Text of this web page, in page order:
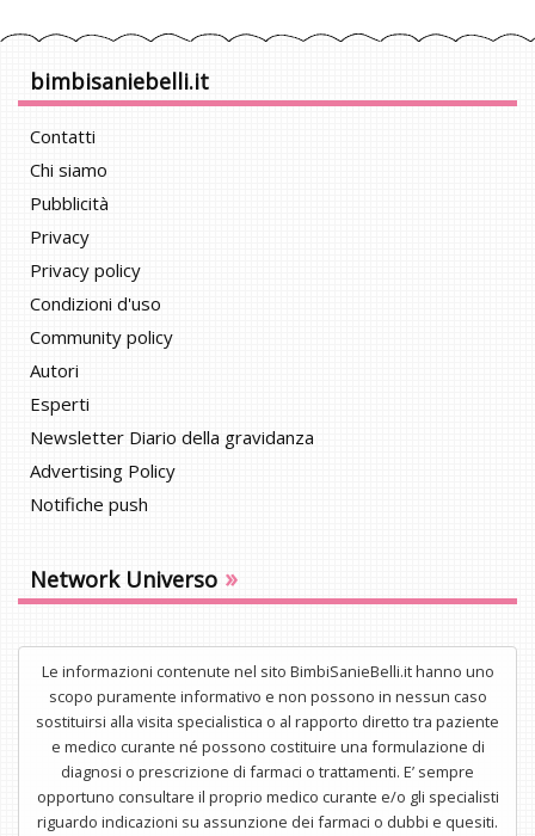
bimbisaniebelli.it
Contatti
Chi siamo
Pubblicità
Privacy
Privacy policy
Condizioni d'uso
Community policy
Autori
Esperti
Newsletter Diario della gravidanza
Advertising Policy
Notifiche push
Network Universo »
Le informazioni contenute nel sito BimbiSanieBelli.it hanno uno
scopo puramente informativo e non possono in nessun caso
sostituirsi alla visita specialistica o al rapporto diretto tra paziente
e medico curante né possono costituire una formulazione di
diagnosi o prescrizione di farmaci o trattamenti. E’ sempre
opportuno consultare il proprio medico curante e/o gli specialisti
riguardo indicazioni su assunzione dei farmaci o dubbi e quesiti.